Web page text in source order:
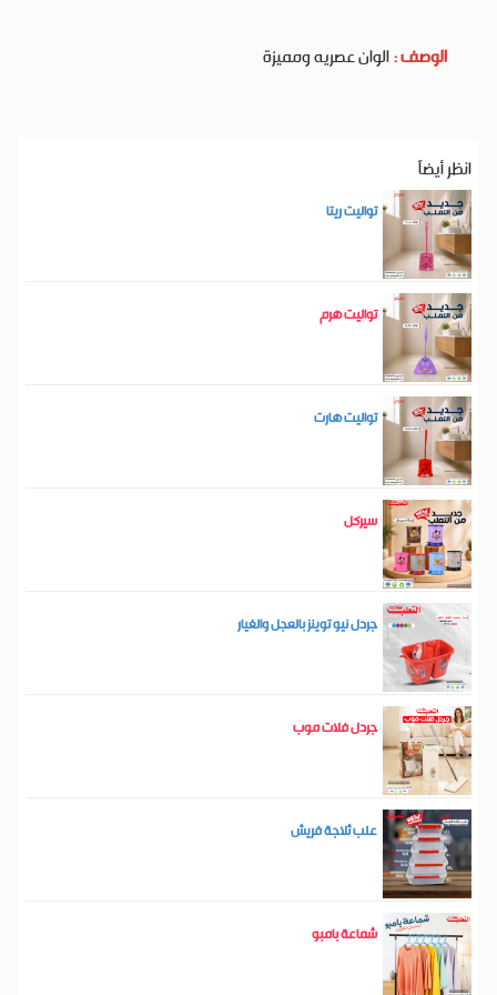
الوصف : الوان عصريه ومميزة
انظر أيضاَ
تواليت ريتا
تواليت هرم
تواليت هارت
سيركل
جردل نيو توينز بالعجل والغيار
جردل فلات موب
علب ثلاجة فريش
شماعة بامبو